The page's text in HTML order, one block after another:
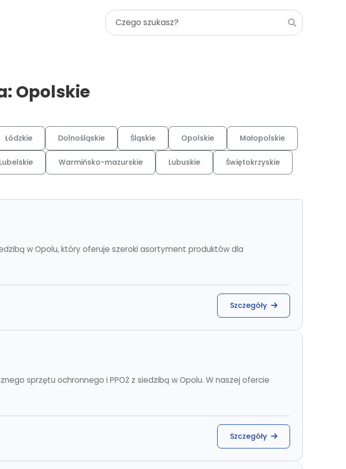
Opolskie
Łódzkie Dolnośląskie Śląskie Opolskie Małopolskie
Lubelskie Warmińsko-mazurskie Lubuskie Świętokrzyskie
w Opolu, który oferuje szeroki asortyment produktów dla
Szczegóły
sprzętu ochronnego i PPOŻ z siedzibą w Opolu. W naszej ofercie
Szczegóły